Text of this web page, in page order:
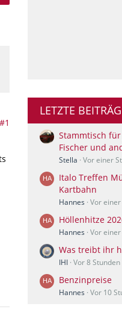
#1
LETZTE
Stammtisch für
Fischer und
Stella Vor einer
Italo Treffen
Kartbahn
Hannes Vor
Höllenhitze
Hannes Vor
Was treibt ihr
IHI Vor 8 Stunden
Benzinpreise
Hannes Vor 10